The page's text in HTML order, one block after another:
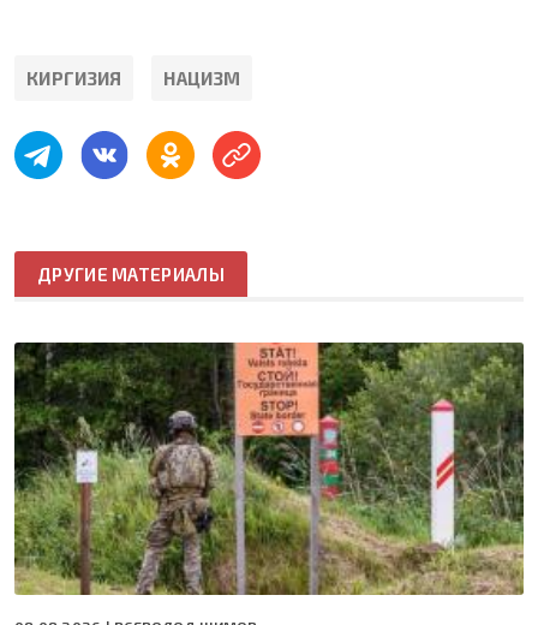
КИРГИЗИЯ НАЦИЗМ
ДРУГИЕ МАТЕРИАЛЫ